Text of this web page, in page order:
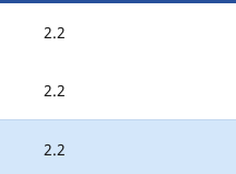
2.2
2.2
2.2